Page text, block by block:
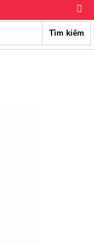
Tìm kiếm